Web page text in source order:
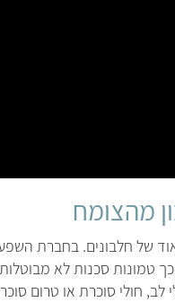
מהצומח
של חלבונים. בחברת
טמונות סכנות לא
חולי סוכרת או טרום